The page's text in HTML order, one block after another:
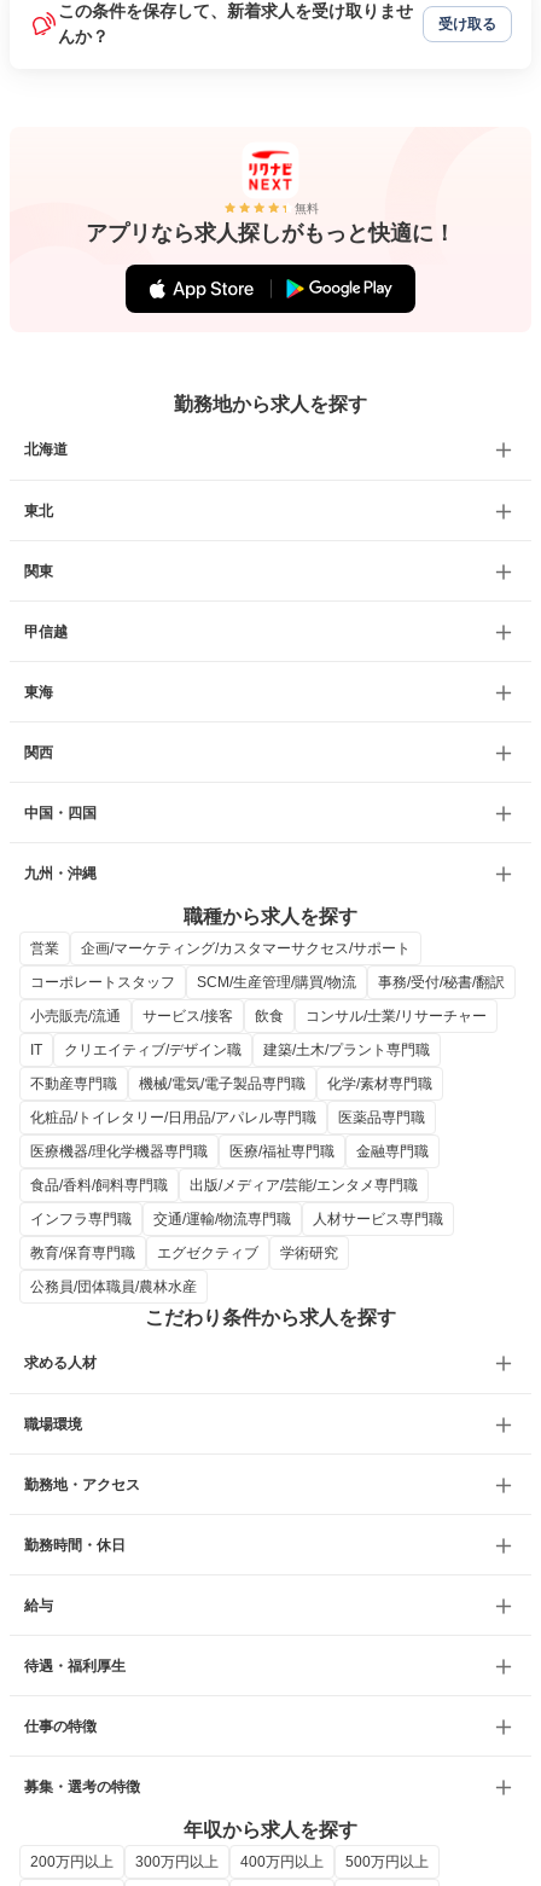
この条件を保存して、新着求人を受け取りませ
んか？
受け取る
無料
アプリなら求人探しがもっと快適に！
勤務地から求人を探す
北海道
東北
関東
甲信越
東海
関西
中国・四国
九州・沖縄
職種から求人を探す
営業
企画/マーケティング/カスタマーサクセス/サポート
コーポレートスタッフ
SCM/生産管理/購買/物流
事務/受付/秘書/翻訳
小売販売/流通
サービス/接客 飲食
コンサル/士業/リサーチャー
IT
クリエイティブ/デザイン職
建築/土木/プラント専門職
不動産専門職
機械/電気/電子製品専門職
化学/素材専門職
化粧品/トイレタリー/日用品/アパレル専門職
医薬品専門職
医療機器/理化学機器専門職
医療/福祉専門職
金融専門職
食品/香料/飼料専門職
出版/メディア/芸能/エンタメ専門職
インフラ専門職
交通/運輸/物流専門職
人材サービス専門職
教育/保育専門職
エグゼクティブ
学術研究
公務員/団体職員/農林水産
こだわり条件から求人を探す
求める人材
職場環境
勤務地・アクセス
勤務時間・休日
給与
待遇・福利厚生
仕事の特徴
募集・選考の特徴
年収から求人を探す
200万円以上 300万円以上 400万円以上 500万円以上